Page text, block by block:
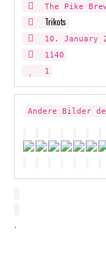
The Pike
Trikots
10. January
1140
1
Andere Bilder
.